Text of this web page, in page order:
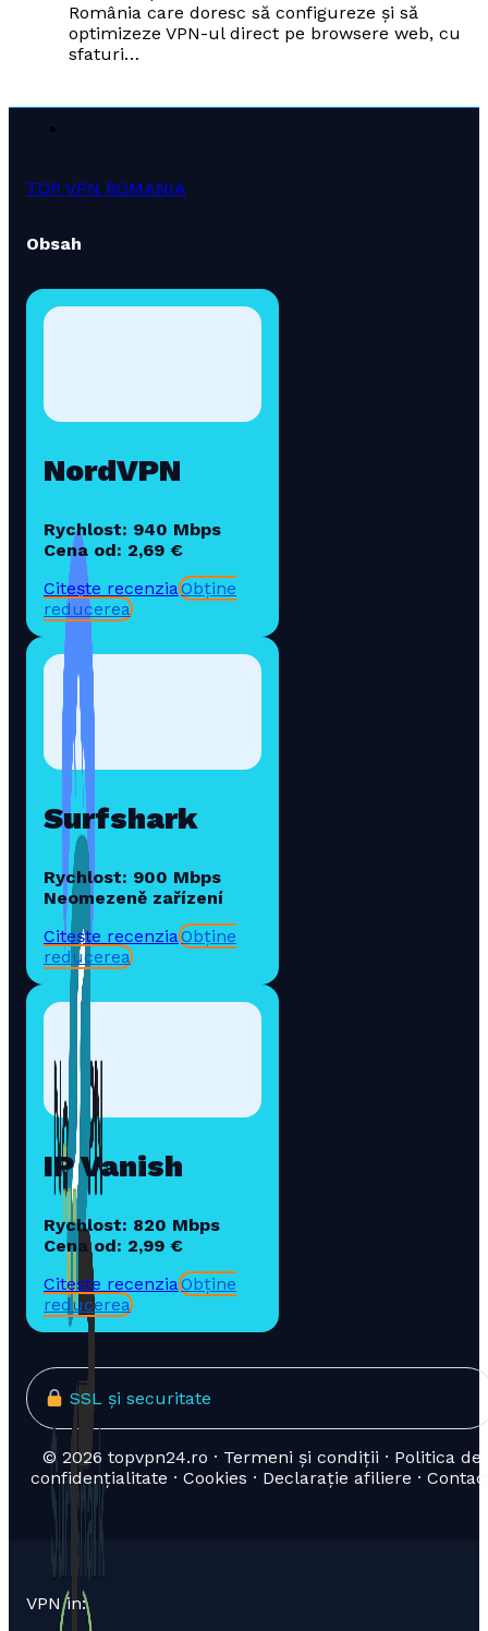
România care doresc să configureze și să
optimizeze VPN-ul direct pe browsere web, cu
sfaturi…
TOP VPN ROMANIA
Obsah
NordVPN
Rychlost: 940 Mbps
Cena od: 2,69 €
Citește recenziaObține
reducerea
Surfshark
Rychlost: 900 Mbps
Neomezeně zařízení
Citește recenziaObține
reducerea
IP Vanish
Rychlost: 820 Mbps
Cena od: 2,99 €
Citește recenziaObține
reducerea
SSL și securitate
© 2026 topvpn24.ro · Termeni și condiții · Politica de
confidențialitate · Cookies · Declarație afiliere ·
VPN in: